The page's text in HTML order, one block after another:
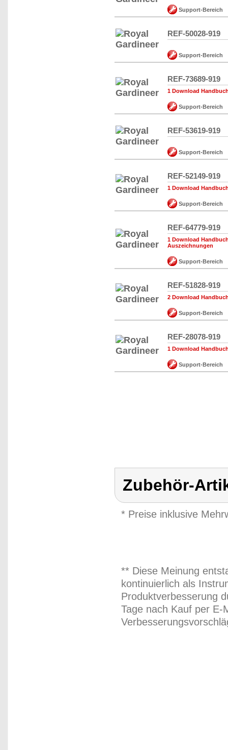
Support-Bereich
REF-50028-919
Support-Bereich
REF-73689-919
1 Download
Support-Bereich
REF-53619-919
Support-Bereich
REF-52149-919
1 Download
Support-Bereich
REF-64779-919
1 Download
Auszeichnungen
Support-Bereich
REF-51828-919
2 Download
Support-Bereich
REF-28078-919
1 Download
Support-Bereich
Zubehör-
* Preise inklusive
** Diese Meinung
kontinuierlich als
Produktverbesserung
Tage nach Kauf per E-